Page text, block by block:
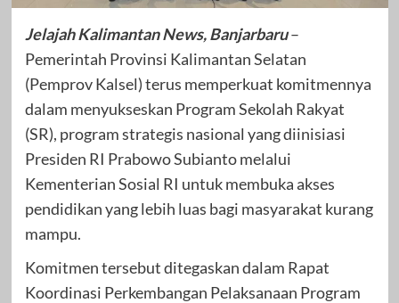
Jelajah Kalimantan News, Banjarbaru–
Pemerintah Provinsi Kalimantan Selatan
(Pemprov Kalsel) terus memperkuat komitmennya
dalam menyukseskan Program Sekolah Rakyat
(SR), program strategis nasional yang diinisiasi
Presiden RI Prabowo Subianto melalui
Kementerian Sosial RI untuk membuka akses
pendidikan yang lebih luas bagi masyarakat kurang
mampu.
Komitmen tersebut ditegaskan dalam Rapat
Koordinasi Perkembangan Pelaksanaan Program